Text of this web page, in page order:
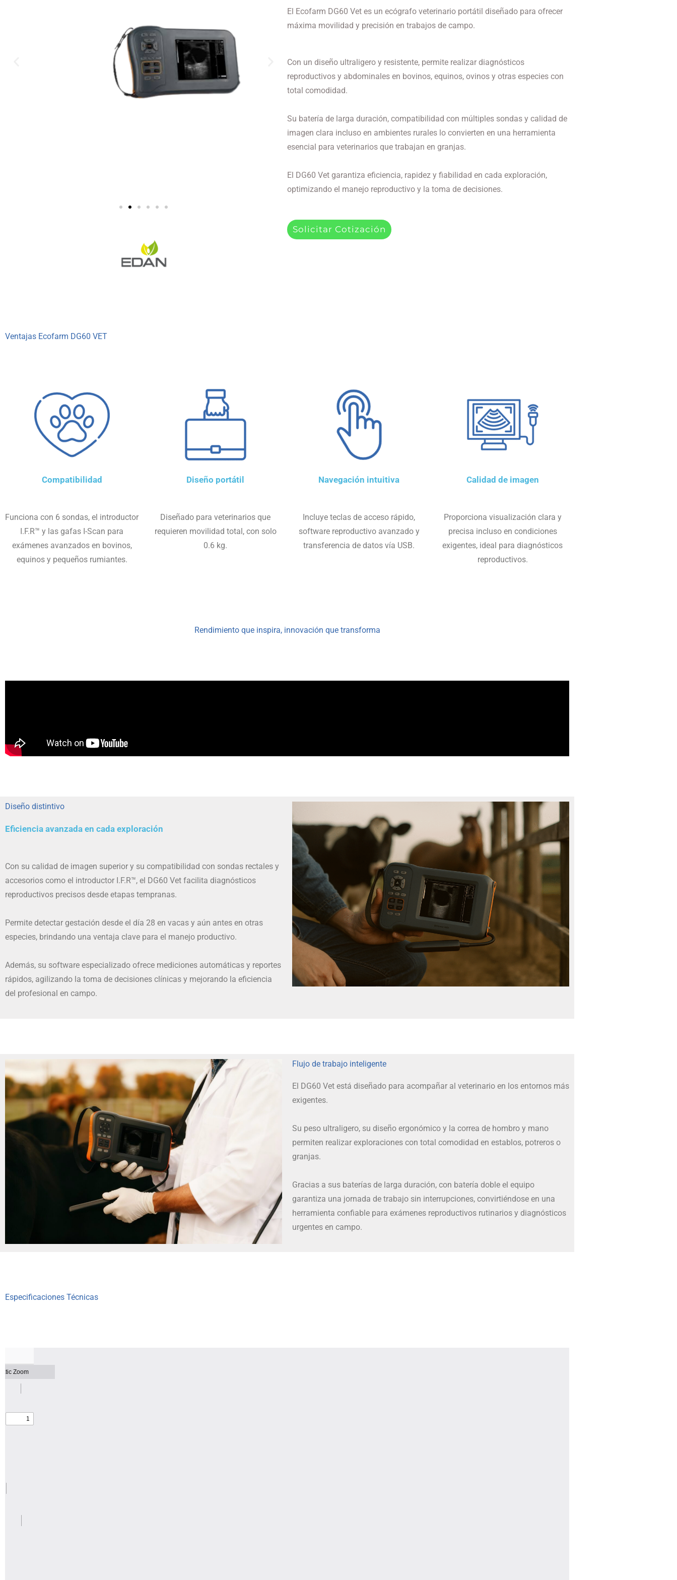
El Ecofarm DG60 Vet es un ecógrafo veterinario portátil diseñado para ofrecer
máxima movilidad y precisión en trabajos de campo.
Con un diseño ultraligero y resistente, permite realizar diagnósticos
reproductivos y abdominales en bovinos, equinos, ovinos y otras especies con
total comodidad.
Su batería de larga duración, compatibilidad con múltiples sondas y calidad de
imagen clara incluso en ambientes rurales lo convierten en una herramienta
esencial para veterinarios que trabajan en granjas.
El DG60 Vet garantiza eficiencia, rapidez y fiabilidad en cada exploración,
optimizando el manejo reproductivo y la toma de decisiones.
Solicitar Cotización
Ventajas Ecofarm DG60 VET
Compatibilidad
Funciona con 6 sondas, el introductor
I.F.R™ y las gafas I-Scan para
exámenes avanzados en bovinos,
equinos y pequeños rumiantes.
Diseño portátil
Diseñado para veterinarios que
requieren movilidad total, con solo
0.6 kg.
Navegación intuitiva
Incluye teclas de acceso rápido,
software reproductivo avanzado y
transferencia de datos vía USB.
Calidad de imagen
Proporciona visualización clara y
precisa incluso en condiciones
exigentes, ideal para diagnósticos
reproductivos.
Rendimiento que inspira, innovación que transforma
Diseño distintivo
Eficiencia avanzada en cada exploración
Con su calidad de imagen superior y su compatibilidad con sondas rectales y
accesorios como el introductor I.F.R™, el DG60 Vet facilita diagnósticos
reproductivos precisos desde etapas tempranas.
Permite detectar gestación desde el día 28 en vacas y aún antes en otras
especies, brindando una ventaja clave para el manejo productivo.
Además, su software especializado ofrece mediciones automáticas y reportes
rápidos, agilizando la toma de decisiones clínicas y mejorando la eficiencia
del profesional en campo.
Flujo de trabajo inteligente
El DG60 Vet está diseñado para acompañar al veterinario en los entornos más
exigentes.
Su peso ultraligero, su diseño ergonómico y la correa de hombro y mano
permiten realizar exploraciones con total comodidad en establos, potreros o
granjas.
Gracias a sus baterías de larga duración, con batería doble el equipo
garantiza una jornada de trabajo sin interrupciones, convirtiéndose en una
herramienta confiable para exámenes reproductivos rutinarios y diagnósticos
urgentes en campo.
Especificaciones Técnicas